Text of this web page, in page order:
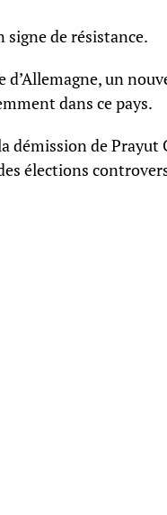
de résistance.
un
dans ce pays.
démission de Prayut
élections